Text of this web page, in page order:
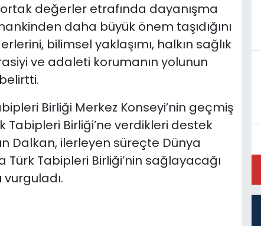
ortak değerler etrafında dayanışma
daha büyük önem taşıdığını
bilimsel yaklaşımı, halkın sağlık
ve adaleti korumanın yolunun
Birliği Merkez Konseyi’nin geçmiş
Tabipleri Birliği’ne verdikleri destek
Dalkan, ilerleyen süreçte Dünya
Tabipleri Birliği’nin sağlayacağı
vurguladı.